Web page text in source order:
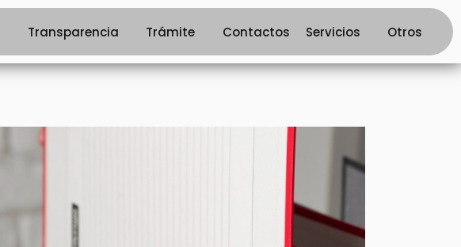
Transparencia Trámite Contactos Servicios Otros